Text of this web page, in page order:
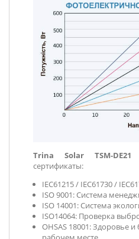
Trina Solar TSM-DE21
сертификаты:
IEC61215 / IEC61730 /
ISO 9001: Система
ISO 14001: Система
ISO14064: Проверка
OHSAS 18001: Здоровье и